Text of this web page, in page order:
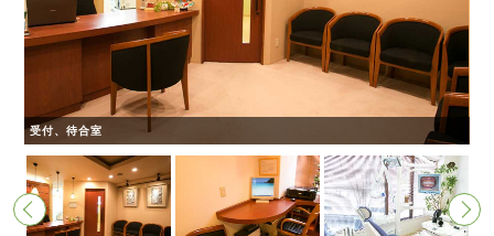
受付、待合室